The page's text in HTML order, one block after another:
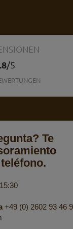
/5
Te
+49 (0) 2602 93 46